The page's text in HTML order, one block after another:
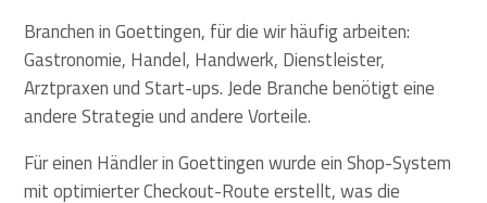
Branchen in Goettingen, für die wir häufig arbeiten:
Gastronomie, Handel, Handwerk, Dienstleister,
Arztpraxen und Start-ups. Jede Branche benötigt eine
andere Strategie und andere Vorteile.
Für einen Händler in Goettingen wurde ein Shop-System
mit optimierter Checkout-Route erstellt, was die